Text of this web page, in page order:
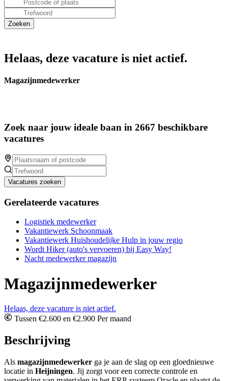
Helaas, deze vacature is niet actief.
Magazijnmedewerker
Zoek naar jouw ideale baan in 2667 beschikbare
vacatures
Vacatures zoeken
Gerelateerde vacatures
Logistiek medewerker
Vakantiewerk Schoonmaak
Vakantiewerk Huishoudelijke Hulp in jouw regio
Wordt Hiker (auto's vervoeren) bij Easy Way!
Nacht medewerker magazijn
Magazijnmedewerker
Helaas, deze vacature is niet actief.
Tussen €2.600 en €2.900 Per maand
Beschrijving
Als magazijnmedewerker ga je aan de slag op een gloednieuwe
locatie in Heijningen. Jij zorgt voor een correcte controle en